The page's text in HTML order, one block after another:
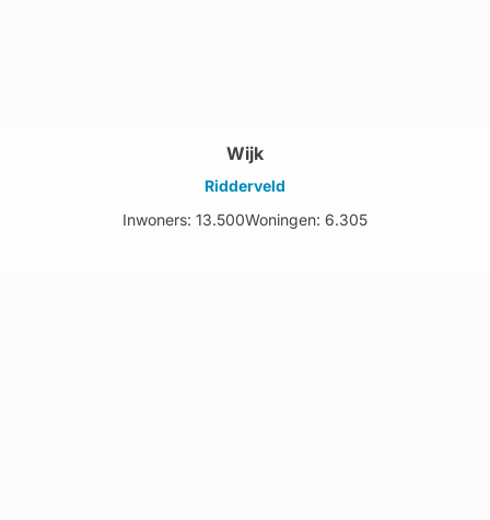
Wijk
Ridderveld
Inwoners: 13.500Woningen: 6.305